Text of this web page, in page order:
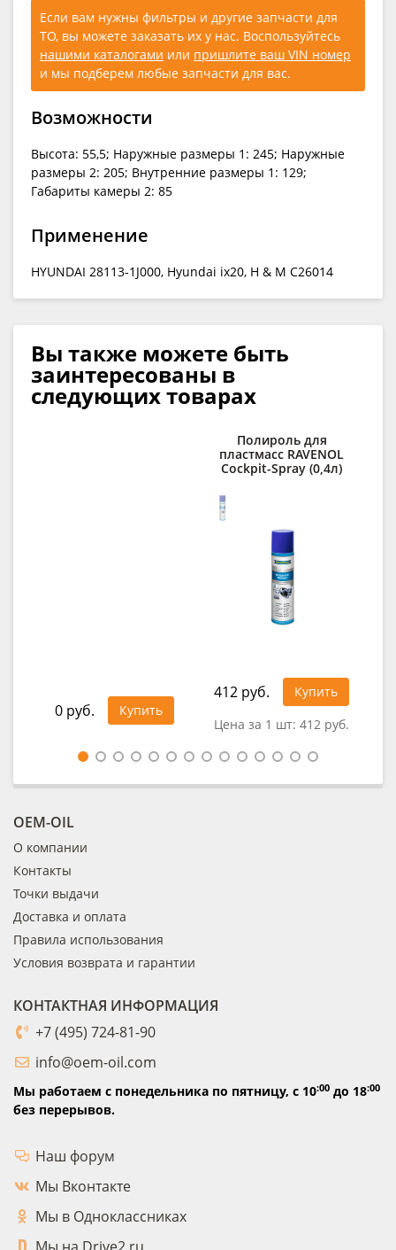
Если вам нужны фильтры и другие запчасти для
ТО, вы можете заказать их у нас. Воспользуйтесь
нашими каталогами или пришлите ваш VIN номер
и мы подберем любые запчасти для вас.
Возможности
Высота: 55,5; Наружные размеры 1: 245; Наружные
размеры 2: 205; Внутренние размеры 1: 129;
Габариты камеры 2: 85
Применение
HYUNDAI 28113-1J000, Hyundai ix20, H & M C26014
Вы также можете быть
заинтересованы в
следующих товарах
0 руб. Купить
Полироль для
пластмасс RAVENOL
Cockpit-Spray (0,4л)
412 руб.
Купить
Цена за 1 шт: 412 руб.
OEM-OIL
О компании
Контакты
Точки выдачи
Доставка и оплата
Правила использования
Условия возврата и гарантии
КОНТАКТНАЯ ИНФОРМАЦИЯ
+7 (495) 724-81-90
info@oem-oil.com
Мы работаем с понедельника по пятницу, с 10:00 до 18:00
без перерывов.
Наш форум
Мы Вконтакте
Мы в Одноклассниках